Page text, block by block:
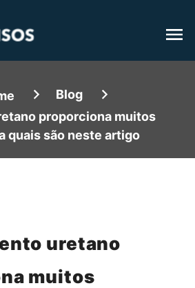
Blog
proporciona muitos
quais são neste artigo
uretano
muitos